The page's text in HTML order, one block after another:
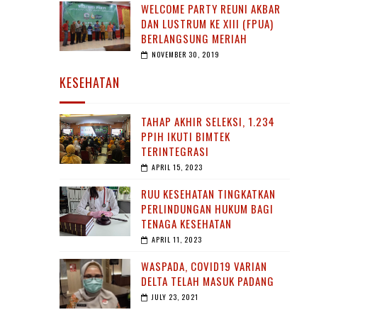
WELCOME PARTY REUNI AKBAR
DAN LUSTRUM KE XIII (FPUA)
BERLANGSUNG MERIAH
NOVEMBER 30, 2019
KESEHATAN
TAHAP AKHIR SELEKSI, 1.234
PPIH IKUTI BIMTEK
TERINTEGRASI
APRIL 15, 2023
RUU KESEHATAN TINGKATKAN
PERLINDUNGAN HUKUM BAGI
TENAGA KESEHATAN
APRIL 11, 2023
WASPADA, COVID19 VARIAN
DELTA TELAH MASUK PADANG
JULY 23, 2021